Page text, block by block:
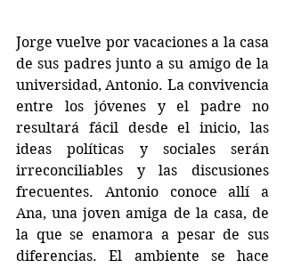
Jorge vuelve por vacaciones a la casa
de sus padres junto a su amigo de la
universidad, Antonio. La convivencia
entre los jóvenes y el padre no
resultará fácil desde el inicio, las
ideas políticas y sociales serán
irreconciliables y las discusiones
frecuentes. Antonio conoce allí a
Ana, una joven amiga de la casa, de
la que se enamora a pesar de sus
diferencias. El ambiente se hace